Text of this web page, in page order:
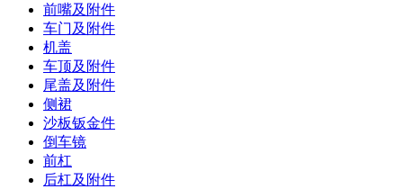
前嘴及附件
车门及附件
机盖
车顶及附件
尾盖及附件
侧裙
沙板钣金件
倒车镜
前杠
后杠及附件